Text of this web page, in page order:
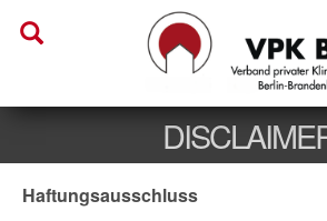
Haftungsausschluss